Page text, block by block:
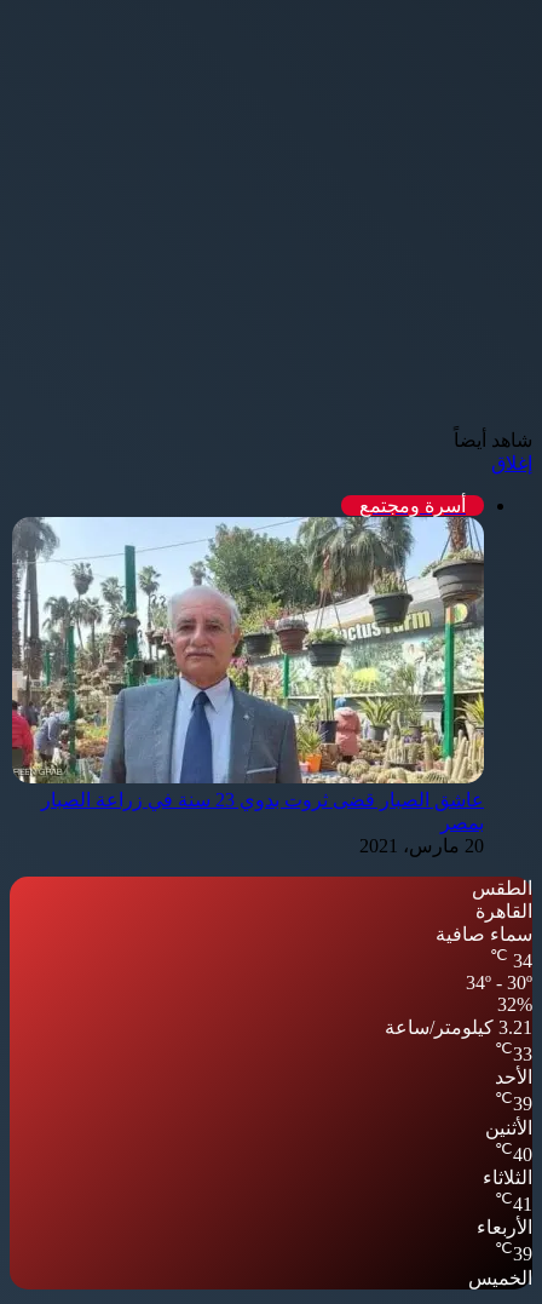
شاهد أيضاً
إغلاق
أسرة ومجتمع
عاشق الصبار قضى ثروت بدوي 23 سنة في زراعة الصبار
بمصر
20 مارس، 2021
الطقس
القاهرة
سماء صافية
34
℃
34º - 30º
32%
3.21 كيلومتر/ساعة
33
℃
الأحد
39
℃
الأثنين
40
℃
الثلاثاء
41
℃
الأربعاء
39
℃
الخميس